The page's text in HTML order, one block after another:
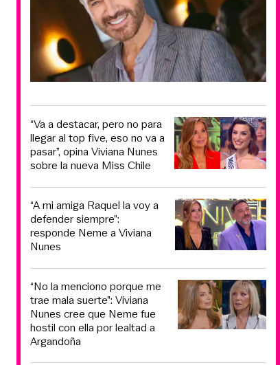
“Va a destacar, pero no para
llegar al top five, eso no va a
pasar”, opina Viviana Nunes
sobre la nueva Miss Chile
“A mi amiga Raquel la voy a
defender siempre”:
responde Neme a Viviana
Nunes
“No la menciono porque me
trae mala suerte”: Viviana
Nunes cree que Neme fue
hostil con ella por lealtad a
Argandoña